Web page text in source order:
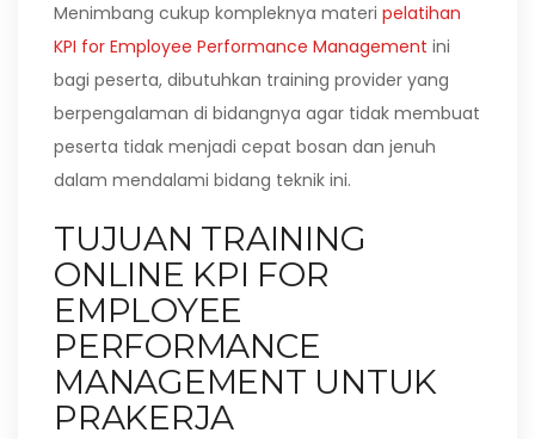
Menimbang cukup kompleknya materi pelatihan
KPI for Employee Performance Management ini
bagi peserta, dibutuhkan training provider yang
berpengalaman di bidangnya agar tidak membuat
peserta tidak menjadi cepat bosan dan jenuh
dalam mendalami bidang teknik ini.
TUJUAN TRAINING
ONLINE KPI FOR
EMPLOYEE
PERFORMANCE
MANAGEMENT UNTUK
PRAKERJA